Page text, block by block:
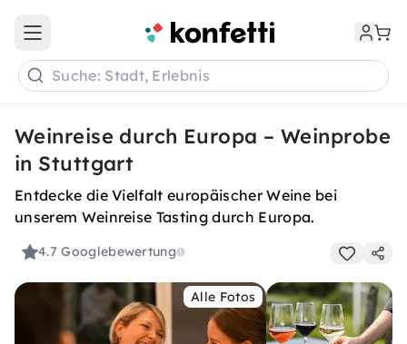
Open main menu
Suche: Stadt, Erlebnis
Weinreise durch Europa – Weinprobe
in Stuttgart
Entdecke die Vielfalt europäischer Weine bei
unserem Weinreise Tasting durch Europa.
4.7Googlebewertung
Alle Fotos